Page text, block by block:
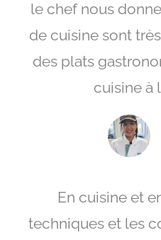
le chef nous
de cuisine sont
des plats
cuisine à
En cuisine et
techniques et les